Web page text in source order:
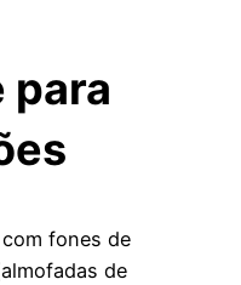
para
fones de
de